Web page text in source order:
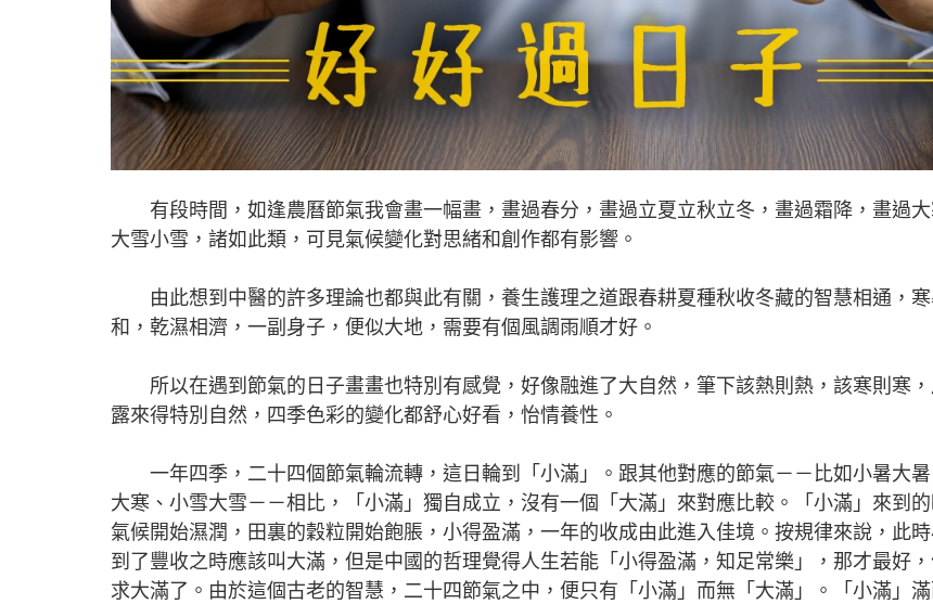
有段時間，如逢農曆節氣我會畫一幅畫，畫過春分，畫過立夏立秋立冬，畫過霜降，畫過大
大雪小雪，諸如此類，可見氣候變化對思緒和創作都有影響。
由此想到中醫的許多理論也都與此有關，養生護理之道跟春耕夏種秋收冬藏的智慧相通，寒
和，乾濕相濟，一副身子，便似大地，需要有個風調雨順才好。
所以在遇到節氣的日子畫畫也特別有感覺，好像融進了大自然，筆下該熱則熱，該寒則寒，
露來得特別自然，四季色彩的變化都舒心好看，怡情養性。
一年四季，二十四個節氣輪流轉，這日輪到「小滿」。跟其他對應的節氣－－比如小暑大暑
大寒、小雪大雪－－相比，「小滿」獨自成立，沒有一個「大滿」來對應比較。「小滿」來到的
氣候開始濕潤，田裏的穀粒開始飽脹，小得盈滿，一年的收成由此進入佳境。按規律來說，此時
到了豐收之時應該叫大滿，但是中國的哲理覺得人生若能「小得盈滿，知足常樂」，那才最好
求大滿了。由於這個古老的智慧，二十四節氣之中，便只有「小滿」而無「大滿」。「小滿」